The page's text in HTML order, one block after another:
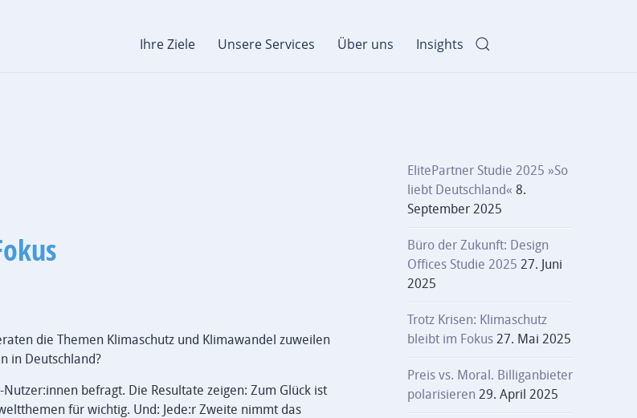
Ihre Ziele Unsere Services Über uns Insights
die Themen Klimaschutz und Klimawandel zuweilen
in Deutschland?
befragt. Die Resultate zeigen: Zum Glück ist
für wichtig. Und: Jede:r Zweite nimmt das
ElitePartner Studie 2025 »So
liebt Deutschland« 8.
September 2025
Büro der Zukunft: Design
Offices Studie 2025 27. Juni
2025
Trotz Krisen: Klimaschutz
bleibt im Fokus 27. Mai 2025
Preis vs. Moral. Billiganbieter
polarisieren 29. April 2025